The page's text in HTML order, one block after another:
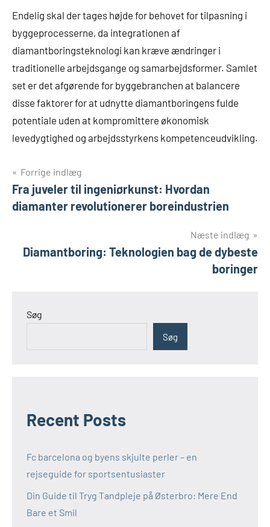
Endelig skal der tages højde for behovet for tilpasning i
byggeprocesserne, da integrationen af
diamantboringsteknologi kan kræve ændringer i
traditionelle arbejdsgange og samarbejdsformer. Samlet
set er det afgørende for byggebranchen at balancere
disse faktorer for at udnytte diamantboringens fulde
potentiale uden at kompromittere økonomisk
levedygtighed og arbejdsstyrkens kompetenceudvikling.
Indlægsnavigation
Forrige indlæg
Fra juveler til ingeniørkunst: Hvordan
diamanter revolutionerer boreindustrien
Næste indlæg
Diamantboring: Teknologien bag de dybeste
boringer
Søg
Søg
Recent Posts
Fc barcelona og byens skjulte perler – en
rejseguide for sportsentusiaster
Din Guide til Tryg Tandpleje på Østerbro: Mere End
Bare et Smil